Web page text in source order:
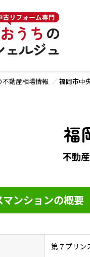
不動産相場情報 福岡市中
福
不動
ンションの概要
第７プリン